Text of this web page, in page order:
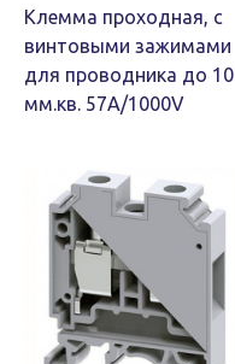
Клемма проходная, c
винтовыми зажимами
для проводника до 10
мм.кв. 57A/1000V